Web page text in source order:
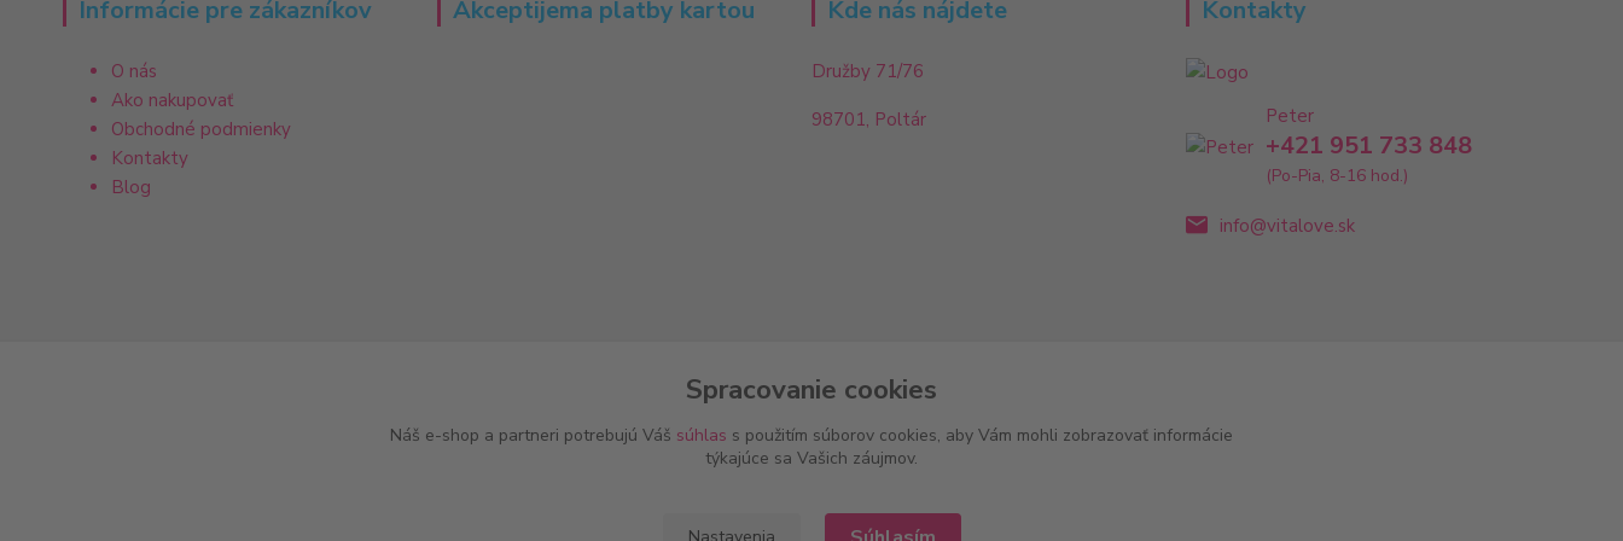
Informácie pre zákazníkov
O nás
Ako nakupovať
Obchodné podmienky
Kontakty
Blog
Akceptijema platby kartou Kde nás nájdete
Družby 71/76
98701, Poltár
Kontakty
Peter
+421 951 733 848
(Po-Pia, 8-16 hod.)
info@vitalove.sk
Spracovanie cookies
Náš e-shop a partneri potrebujú Váš súhlas s použitím súborov cookies, aby Vám mohli zobrazovať informácie
týkajúce sa Vašich záujmov.